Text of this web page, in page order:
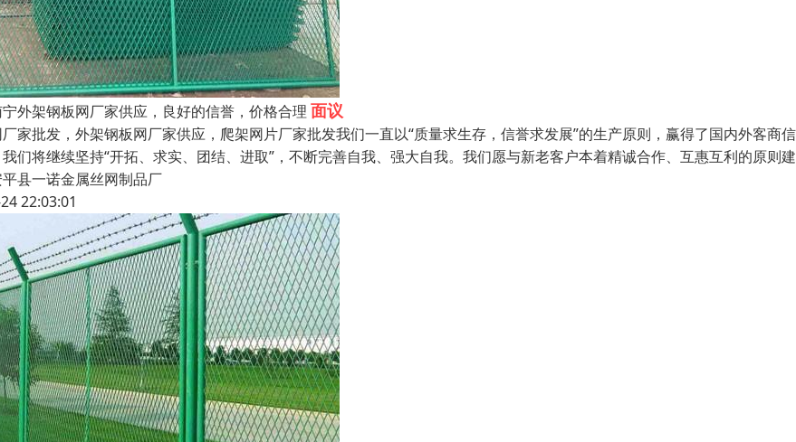
外架钢板网厂家供应，良好的信誉，价格合理 面议
家批发，外架钢板网厂家供应，爬架网片厂家批发我们一直以“质量求生存，信誉求发展”的生产原则，赢得了国内外客商
们将继续坚持“开拓、求实、团结、进取”，不断完善自我、强大自我。我们愿与新老客户本着精诚合作、互惠互利的原则建
县一诺金属丝网制品厂
22:03:01